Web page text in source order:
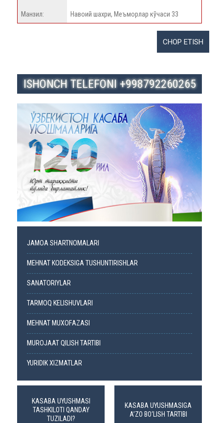
Манзил:
Навоий шахри, Меъморлар кўчаси 33
ISHONCH TELEFONI +998792260265
JAMOA SHARTNOMALARI
MEHNAT KODEKSIGA TUSHUNTIRISHLAR
SANATORIYLAR
TARMOQ KELISHUVLARI
MEHNAT MUXOFAZASI
MUROJAAT QILISH TARTIBI
YURIDIK XIZMATLAR
KASABA UYUSHMASI
TASHKILOTI QANDAY
TUZILADI?
KASABA UYUSHMASIGA
A’ZO BO‘LISH TARTIBI